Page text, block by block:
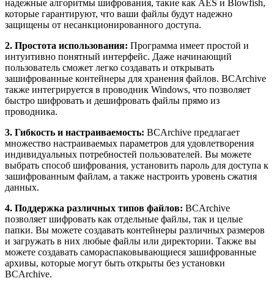
надежные алгоритмы шифрования, такие как AES и Blowfish,
которые гарантируют, что ваши файлы будут надежно
защищены от несанкционированного доступа.
2. Простота использования: Программа имеет простой и
интуитивно понятный интерфейс. Даже начинающий
пользователь сможет легко создавать и открывать
зашифрованные контейнеры для хранения файлов. BCArchive
также интегрируется в проводник Windows, что позволяет
быстро шифровать и дешифровать файлы прямо из
проводника.
3. Гибкость и настраиваемость: BCArchive предлагает
множество настраиваемых параметров для удовлетворения
индивидуальных потребностей пользователей. Вы можете
выбрать способ шифрования, установить пароль для доступа к
зашифрованным файлам, а также настроить уровень сжатия
данных.
4. Поддержка различных типов файлов: BCArchive
позволяет шифровать как отдельные файлы, так и целые
папки. Вы можете создавать контейнеры различных размеров
и загружать в них любые файлы или директории. Также вы
можете создавать самораспаковывающиеся зашифрованные
архивы, которые могут быть открыты без установки
BCArchive.